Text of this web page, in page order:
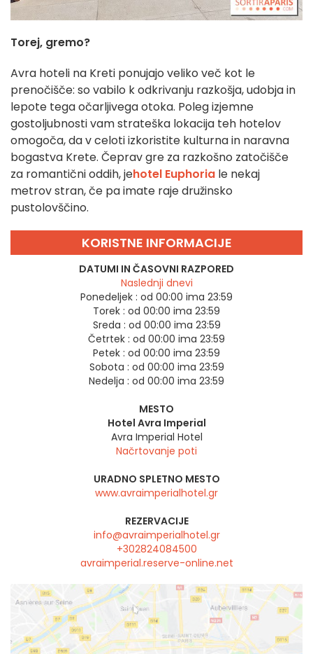
Torej, gremo?
Avra hoteli na Kreti ponujajo veliko več kot le
prenočišče: so vabilo k odkrivanju razkošja, udobja in
lepote tega očarljivega otoka. Poleg izjemne
gostoljubnosti vam strateška lokacija teh hotelov
omogoča, da v celoti izkoristite kulturna in naravna
bogastva Krete. Čeprav gre za razkošno zatočišče
za romantični oddih, jehotel Euphoria le nekaj
metrov stran, če pa imate raje družinsko
pustolovščino.
KORISTNE INFORMACIJE
DATUMI IN ČASOVNI RAZPORED
Naslednji dnevi
Ponedeljek : od 00:00 ima 23:59
Torek : od 00:00 ima 23:59
Sreda : od 00:00 ima 23:59
Četrtek : od 00:00 ima 23:59
Petek : od 00:00 ima 23:59
Sobota : od 00:00 ima 23:59
Nedelja : od 00:00 ima 23:59
MESTO
Hotel Avra Imperial
Avra Imperial Hotel
Načrtovanje poti
URADNO SPLETNO MESTO
www.avraimperialhotel.gr
REZERVACIJE
info@avraimperialhotel.gr
+302824084500
avraimperial.reserve-online.net